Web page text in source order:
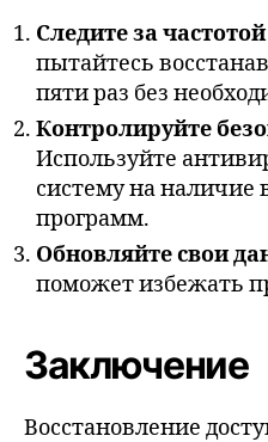
Следите за
пытайтесь
пяти раз без
Контролируйте
Используйте
систему на наличие
программ.
Обновляйте свои
поможет избежать
Заключение
Восстановление